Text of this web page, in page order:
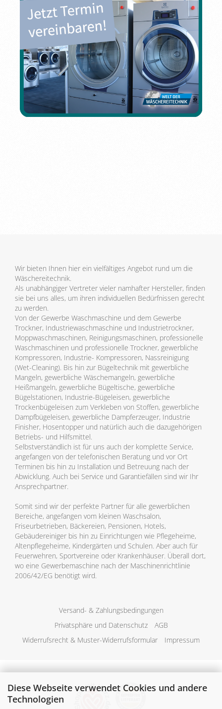
Diese Webseite verwendet Cookies und andere
Technologien
Wir bieten Ihnen hier ein vielfältiges Angebot rund um die
Wäschereitechnik.
Als unabhängiger Vertreter vieler namhafter Hersteller, finden
sie bei uns alles, um ihren individuellen Bedürfnissen gerecht
zu werden.
Von der Gewerbe Waschmaschine und dem Gewerbe
Trockner, Industriewaschmaschine und Industrietrockner,
Moppwaschmaschinen, Reinigungsmaschinen, professionelle
Waschmaschinen und professionelle Trockner, gewerbliche
Kompressoren, Industrie- Kompressoren, Nassreinigung
(Wet-Cleaning). Bis hin zur Bügeltechnik mit gewerbliche
Mangeln, gewerbliche Wäschemangeln, gewerbliche
Heißmangeln, gewerbliche Bügeltische, gewerbliche
Bügelstationen, Industrie-Bügeleisen, gewerbliche
Trockenbügeleisen zum Verkleben von Stoffen, gewerbliche
Dampfbügeleisen, gewerbliche Dampferzeuger, Industrie
Finisher, Hosentopper und natürlich auch die dazugehörigen
Betriebs- und Hilfsmittel.
Selbstverständlich ist für uns auch der komplette Service,
angefangen von der telefonischen Beratung und vor Ort
Terminen bis hin zu Installation und Betreuung nach der
Abwicklung. Auch bei Service und Garantiefällen sind wir Ihr
Ansprechpartner.
Somit sind wir der perfekte Partner für alle gewerblichen
Bereiche, angefangen vom kleinen Waschsalon,
Friseurbetrieben, Bäckereien, Pensionen, Hotels,
Gebäudereiniger bis hin zu Einrichtungen wie Pflegeheime,
Altenpflegeheime, Kindergärten und Schulen. Aber auch für
Feuerwehren, Sportvereine oder Krankenhäuser. Überall dort,
wo eine Gewerbemaschine nach der Maschinenrichtlinie
2006/42/EG benötigt wird.
Versand- & Zahlungsbedingungen
Privatsphäre und Datenschutz
AGB
Widerrufsrecht & Muster-Widerrufsformular
Impressum